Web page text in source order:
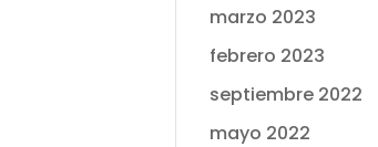
marzo 2023
febrero 2023
septiembre 2022
mayo 2022